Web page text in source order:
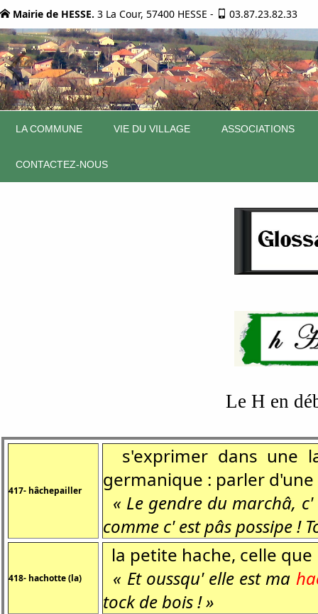
Mairie de HESSE. 3 La Cour, 57400 HESSE - 03.87.23.82.33
LA COMMUNE VIE DU VILLAGE ASSOCIATIONS
CONTACTEZ-NOUS
Le H en
417- hâchepailler
s'exprimer dans une
germanique : parler
« Le gendre du marchâ,
comme c' est pâs possipe !
418- hachotte (la)
la petite hache, celle
« Et oussqu' elle est ma
tock de bois ! »